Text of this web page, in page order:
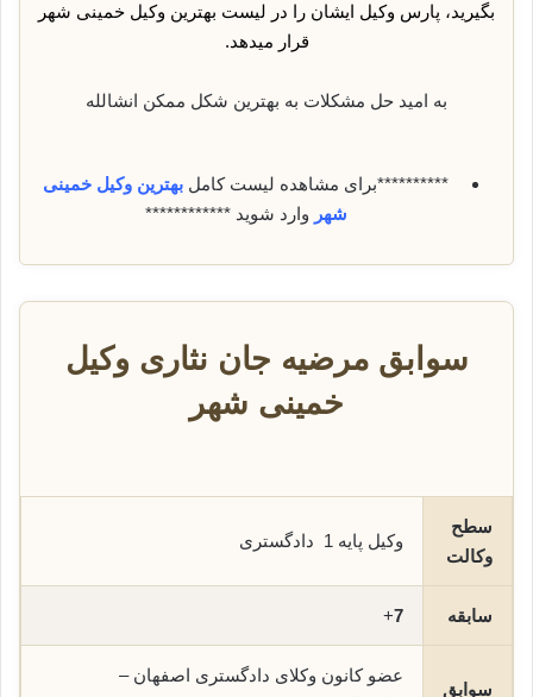
بگیرید، پارس وکیل ایشان را در لیست بهترین وکیل خمینی شهر
قرار میدهد.
به امید حل مشکلات به بهترین شکل ممکن انشالله
**********برای مشاهده لیست کامل بهترین وکیل خمینی
شهر وارد شوید ************
سوابق مرضیه جان نثاری وکیل
خمینی شهر
سطح
وکالت
وکیل پایه 1 دادگستری
سابقه 7
+
سوابق
عضو کانون وکلای دادگستری اصفهان –